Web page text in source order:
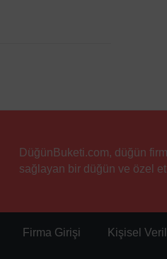
DüğünBuketi.com, düğün
sağlayan bir düğün ve özel
Firma Girişi Kişisel